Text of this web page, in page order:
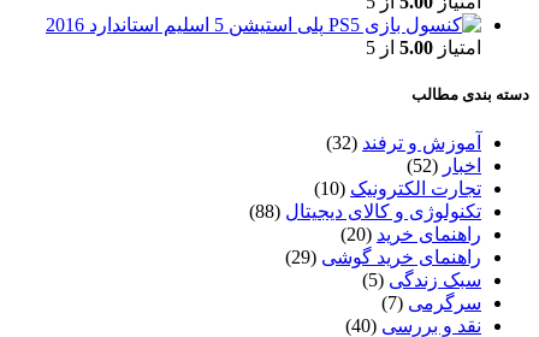
پلی استیشن 5 اسلیم استاندارد 2016
امتیاز 5.00 از 5
دسته بندی مطالب
آموزش و ترفند (32)
اخبار (52)
تجارت الکترونیک (10)
تکنولوژی و کالای دیجیتال (88)
راهنمای خرید (20)
راهنمای خرید گوشی (29)
سبک زندگی (5)
سرگرمی (7)
نقد و بررسی (40)